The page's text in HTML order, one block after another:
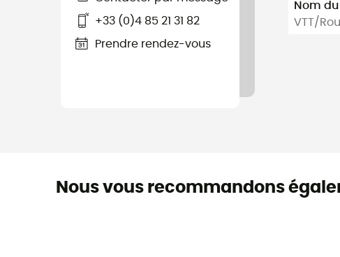
+33 (0)4 85 21 31 82
Prendre rendez-vous
Nom
VTT/
Nous vous recommandons